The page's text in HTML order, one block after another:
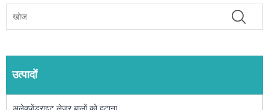
उत्पादों
अलेक्जेंड्राइट लेजर बालों को हटाना